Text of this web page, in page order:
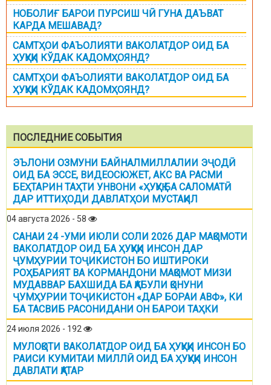
НОБОЛИҒ БАРОИ ПУРСИШ ЧӢ ГУНА ДАЪВАТ
КАРДА МЕШАВАД?
САМТҲОИ ФАЪОЛИЯТИ ВАКОЛАТДОР ОИД БА
ҲУҚУҚИ КЎДАК КАДОМҲОЯНД?
САМТҲОИ ФАЪОЛИЯТИ ВАКОЛАТДОР ОИД БА
ҲУҚУҚИ КЎДАК КАДОМҲОЯНД?
ПОСЛЕДНИЕ СОБЫТИЯ
ЭЪЛОНИ ОЗМУНИ БАЙНАЛМИЛЛАЛИИ ЭҶОДӢ
ОИД БА ЭССЕ, ВИДЕОСЮЖЕТ, АКС ВА РАСМИ
БЕҲТАРИН ТАҲТИ УНВОНИ «ҲУҚУҚ БА САЛОМАТӢ
ДАР ИТТИҲОДИ ДАВЛАТҲОИ МУСТАҚИЛ
04 августа 2026 - 58
САНАИ 24 -УМИ ИЮЛИ СОЛИ 2026 ДАР МАҚОМОТИ
ВАКОЛАТДОР ОИД БА ҲУҚУҚИ ИНСОН ДАР
ҶУМҲУРИИ ТОҶИКИСТОН БО ИШТИРОКИ
РОҲБАРИЯТ ВА КОРМАНДОНИ МАҚОМОТ МИЗИ
МУДАВВАР БАХШИДА БА ҚАБУЛИ ҚОНУНИ
ҶУМҲУРИИ ТОҶИКИСТОН «ДАР БОРАИ АВФ», КИ
БА ТАСВИБ РАСОНИДАНИ ОН БАРОИ ТАҲКИ
24 июля 2026 - 192
МУЛОҚОТИ ВАКОЛАТДОР ОИД БА ҲУҚУҚИ ИНСОН БО
РАИСИ КУМИТАИ МИЛЛӢ ОИД БА ҲУҚУҚИ ИНСОН
ДАВЛАТИ ҚАТАР